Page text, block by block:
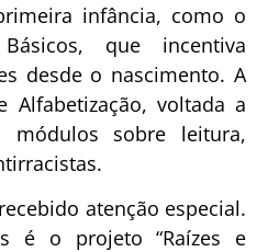
infância, como o
que incentiva
desde o nascimento. A
Alfabetização, voltada a
módulos sobre leitura,
atenção especial.
é o projeto “Raízes e